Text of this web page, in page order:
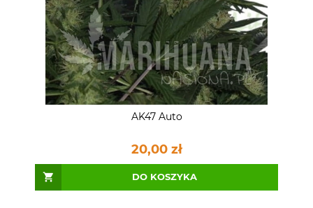
AK47 Auto
20,00 zł
DO KOSZYKA